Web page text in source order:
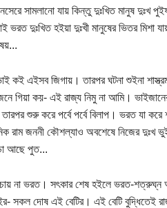
সামলানো যায় কিন্তু দুঃখিত মানুষ
ভরত দুঃখিত হইয়া দুঃখী মানুষের ভিতর মিশা
এইসব জিগায়। তারপর ঘটনা শুইনা
গিয়া কয়- এই রাজ্য নিমু না আমি।
শুরু করে পর্বে পর্বে বিলাপ। ভরত যা
রাম জননী কৌশল্যাও অবশেষে নিজের দুঃখ
আছে পুত...
না ভরত। সৎকার শেষ হইলে ভরত-শত্রুঘ্ন
সকল দোষ এই বেটির। এই বেটি বুদ্ধিতেই